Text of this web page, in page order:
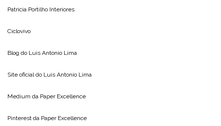
Patricia Portilho Interiores
Ciclovivo
Blog do Luis Antonio Lima
Site oficial do Luis Antonio Lima
Medium da Paper Excellence
Pinterest da Paper Excellence